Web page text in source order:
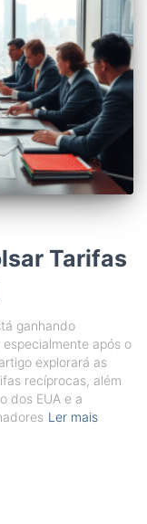
Tarifas
ganhando
após o
explorará as
recíprocas, além
dos EUA e a
Ler mais